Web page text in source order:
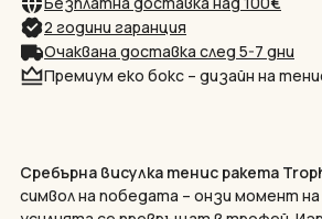
2 години гаранция
Очаквана доставка след 5-7 дни
Премиум еко бокс – дизайн на
Сребърна висулка тенис ракета
символ на победата – онзи момент